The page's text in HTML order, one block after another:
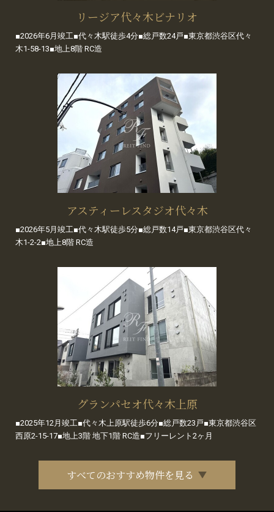
リージア代々木ビナリオ
■2026年6月竣工■代々木駅徒歩4分■総戸数24戸■東京都渋谷区代々
木1-58-13■地上8階 RC造
アスティーレスタジオ代々木
■2026年5月竣工■代々木駅徒歩5分■総戸数14戸■東京都渋谷区代々
木1-2-2■地上8階 RC造
グランパセオ代々木上原
■2025年12月竣工■代々木上原駅徒歩6分■総戸数23戸■東京都渋谷区
西原2-15-17■地上3階 地下1階 RC造■フリーレント2ヶ月
すべてのおすすめ物件を見る